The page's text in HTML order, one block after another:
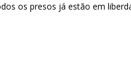
os presos já estão em